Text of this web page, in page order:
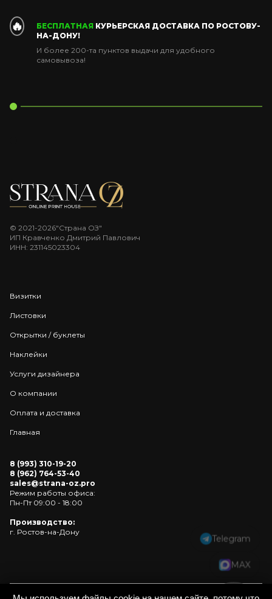
Telegram
MAX
🔥 БЕСПЛАТНАЯ КУРЬЕРСКАЯ ДОСТАВКА ПО РОСТОВУ-
НА-ДОНУ!
И более 200-та пунктов выдачи для удобного
самовывоза!
© 2021-2026"Страна ОЗ"
ИП Кравченко Дмитрий Павлович
ИНН: 231145023304
Визитки
Листовки
Открытки / буклеты
Наклейки
Услуги дизайнера
О компании
Оплата и доставка
Главная
8 (993) 310-19-20
8 (962) 764-53-40
sales@strana-oz.pro
Режим работы офиса:
Пн-Пт 09:00 - 18:00
Производство:
г. Ростов-на-Дону